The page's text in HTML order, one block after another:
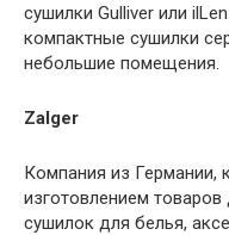
сушилки Gulliver или
компактные сушилки
небольшие помещения.
Zalger
Компания из Германии,
изготовлением
сушилок для белья,